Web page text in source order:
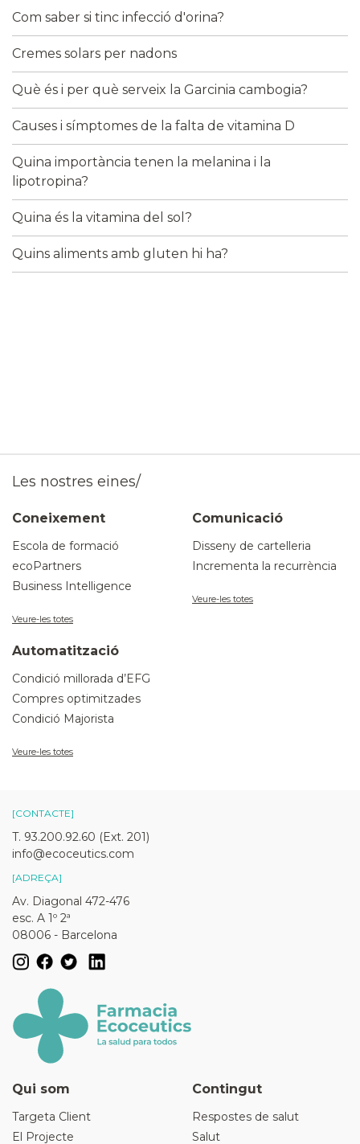
Com saber si tinc infecció d'orina?
Cremes solars per nadons
Què és i per què serveix la Garcinia cambogia?
Causes i símptomes de la falta de vitamina D
Quina importància tenen la melanina i la
lipotropina?
Quina és la vitamina del sol?
Quins aliments amb gluten hi ha?
Les nostres eines/
Coneixement
Escola de formació
ecoPartners
Business Intelligence
Veure-les totes
Comunicació
Disseny de cartelleria
Incrementa la recurrència
Veure-les totes
Automatització
Condició millorada d’EFG
Compres optimitzades
Condició Majorista
Veure-les totes
[CONTACTE]
T. 93.200.92.60 (Ext. 201)
info@ecoceutics.com
[ADREÇA]
Av. Diagonal 472-476
esc. A 1º 2ª
08006 - Barcelona
Qui som
Targeta Client
El Projecte
Contingut
Respostes de salut
Salut